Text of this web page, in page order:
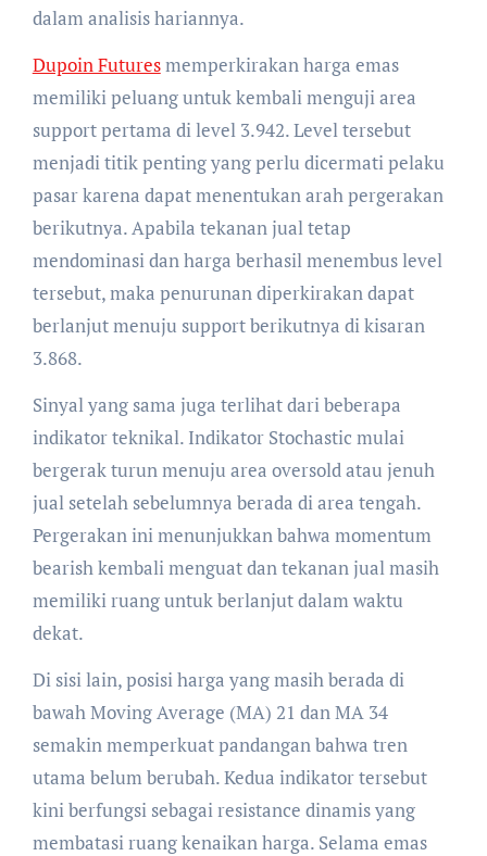
dalam analisis hariannya.
Dupoin Futuresmemperkirakan harga emas
memiliki peluang untuk kembali menguji area
support pertama di level 3.942. Level tersebut
menjadi titik penting yang perlu dicermati pelaku
pasar karena dapat menentukan arah pergerakan
berikutnya. Apabila tekanan jual tetap
mendominasi dan harga berhasil menembus level
tersebut, maka penurunan diperkirakan dapat
berlanjut menuju support berikutnya di kisaran
3.868.
Sinyal yang sama juga terlihat dari beberapa
indikator teknikal. Indikator Stochastic mulai
bergerak turun menuju area oversold atau jenuh
jual setelah sebelumnya berada di area tengah.
Pergerakan ini menunjukkan bahwa momentum
bearish kembali menguat dan tekanan jual masih
memiliki ruang untuk berlanjut dalam waktu
dekat.
Di sisi lain, posisi harga yang masih berada di
bawah Moving Average (MA) 21 dan MA 34
semakin memperkuat pandangan bahwa tren
utama belum berubah. Kedua indikator tersebut
kini berfungsi sebagai resistance dinamis yang
membatasi ruang kenaikan harga. Selama emas